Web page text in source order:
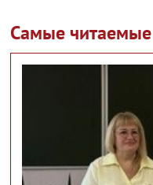
Самые читаемые